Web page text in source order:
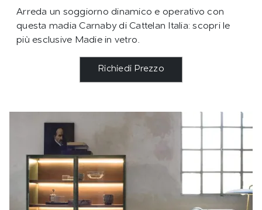
Arreda un soggiorno dinamico e operativo con
questa madia Carnaby di Cattelan Italia: scopri le
più esclusive Madie in vetro.
Richiedi Prezzo